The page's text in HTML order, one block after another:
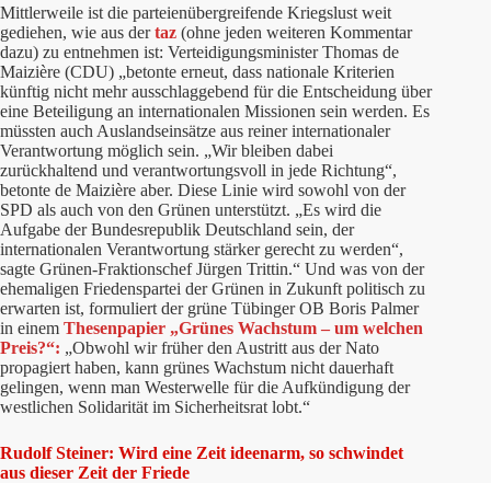
Mittlerweile ist die parteienübergreifende Kriegslust weit
gediehen, wie aus der taz (ohne jeden weiteren Kommentar
dazu) zu entnehmen ist: Verteidigungsminister Thomas de
Maizière (CDU) „betonte erneut, dass nationale Kriterien
künftig nicht mehr ausschlaggebend für die Entscheidung über
eine Beteiligung an internationalen Missionen sein werden. Es
müssten auch Auslandseinsätze aus reiner internationaler
Verantwortung möglich sein. „Wir bleiben dabei
zurückhaltend und verantwortungsvoll in jede Richtung“,
betonte de Maizière aber. Diese Linie wird sowohl von der
SPD als auch von den Grünen unterstützt. „Es wird die
Aufgabe der Bundesrepublik Deutschland sein, der
internationalen Verantwortung stärker gerecht zu werden“,
sagte Grünen-Fraktionschef Jürgen Trittin.“ Und was von der
ehemaligen Friedenspartei der Grünen in Zukunft politisch zu
erwarten ist, formuliert der grüne Tübinger OB Boris Palmer
in einem Thesenpapier „Grünes Wachstum – um welchen
Preis?“: „Obwohl wir früher den Austritt aus der Nato
propagiert haben, kann grünes Wachstum nicht dauerhaft
gelingen, wenn man Westerwelle für die Aufkündigung der
westlichen Solidarität im Sicherheitsrat lobt.“
Rudolf Steiner: Wird eine Zeit ideenarm, so schwindet
aus dieser Zeit der Friede